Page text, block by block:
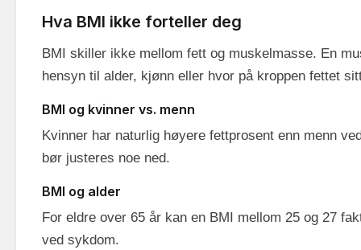
Hva BMI ikke forteller deg
BMI skiller ikke mellom fett og muskelmasse. En
hensyn til alder, kjønn eller hvor på kroppen fettet
BMI og kvinner vs. menn
Kvinner har naturlig høyere fettprosent enn menn
bør justeres noe ned.
BMI og alder
For eldre over 65 år kan en BMI mellom 25 og 27
ved sykdom.